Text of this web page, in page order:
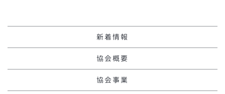
新着情報
協会概要
協会事業